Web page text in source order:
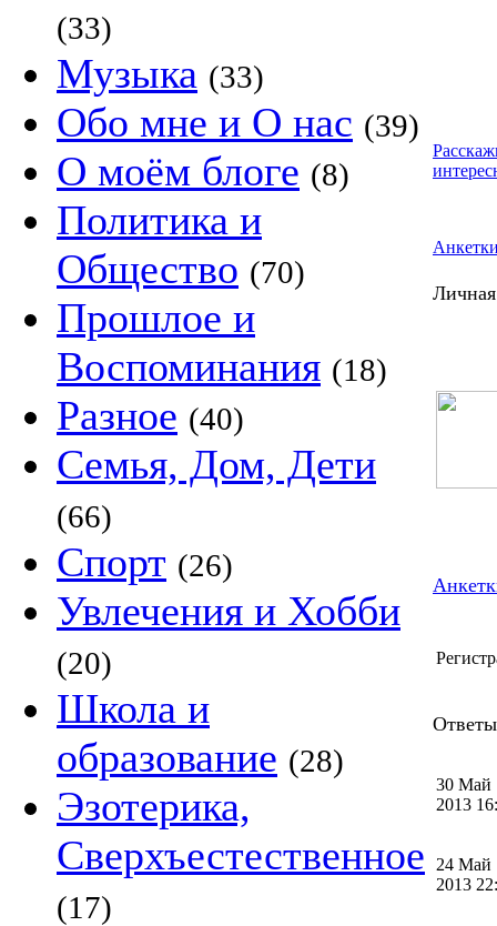
(33)
Музыка (33)
Обо мне и О нас (39)
О моём блоге (8)
Политика и
Общество (70)
Прошлое и
Воспоминания (18)
Разное (40)
Семья, Дом, Дети
(66)
Спорт (26)
Увлечения и Хобби
(20)
Школа и
образование (28)
Эзотерика,
Сверхъестественное
(17)
30 Май
2013
24 Май
2013